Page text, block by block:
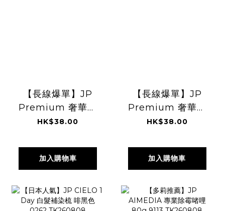
【長線爆單】JP
Premium 奢華升
級版 美味棒 雙倍芝
TK260808
HK$38.00
加入購物車
【長線爆單】JP
Premium 奢華升
級版 美味棒 和風牛
TK260808
HK$38.00
加入購物車